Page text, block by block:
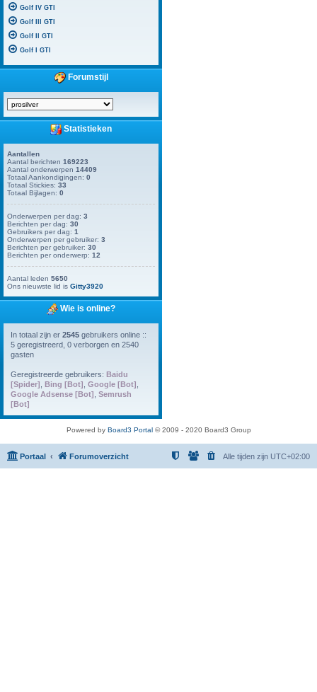
Golf IV GTI
Golf III GTI
Golf II GTI
Golf I GTI
Forumstijl
Statistieken
Aantallen
Aantal berichten 169223
Aantal onderwerpen 14409
Totaal Aankondigingen: 0
Totaal Stickies: 33
Totaal Bijlagen: 0
Onderwerpen per dag: 3
Berichten per dag: 30
Gebruikers per dag: 1
Onderwerpen per gebruiker: 3
Berichten per gebruiker: 30
Berichten per onderwerp: 12
Aantal leden 5650
Ons nieuwste lid is Gitty3920
Wie is online?
In totaal zijn er 2545 gebruikers online ::
5 geregistreerd, 0 verborgen en 2540
gasten
Geregistreerde gebruikers: Baidu
[Spider] Bing [Bot] Google [Bot]
Google Adsense [Bot] Semrush
[Bot]
Powered by Board3 Portal© 2009 - 2020 Board3 Group
Portaal Forumoverzicht Alle tijden zijn UTC+02:00